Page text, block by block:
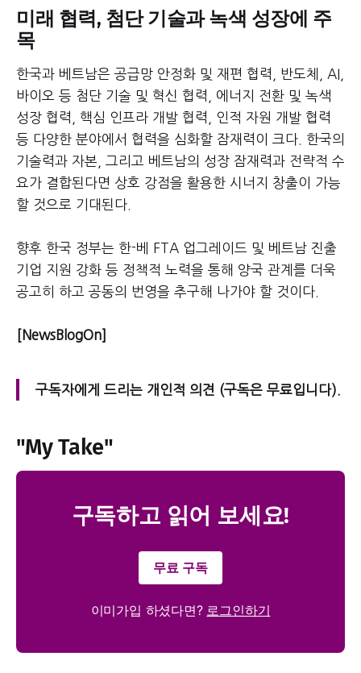
미래 협력, 첨단 기술과 녹색 성장에 주
목
한국과 베트남은 공급망 안정화 및 재편 협력, 반도체, AI,
바이오 등 첨단 기술 및 혁신 협력, 에너지 전환 및 녹색
성장 협력, 핵심 인프라 개발 협력, 인적 자원 개발 협력
등 다양한 분야에서 협력을 심화할 잠재력이 크다. 한국의
기술력과 자본, 그리고 베트남의 성장 잠재력과 전략적 수
요가 결합된다면 상호 강점을 활용한 시너지 창출이 가능
할 것으로 기대된다.
향후 한국 정부는 한-베 FTA 업그레이드 및 베트남 진출
기업 지원 강화 등 정책적 노력을 통해 양국 관계를 더욱
공고히 하고 공동의 번영을 추구해 나가야 할 것이다.
[NewsBlogOn]
구독자에게 드리는 개인적 의견 (구독은 무료입니다).
"My Take"
구독하고 읽어 보세요!
무료 구독
이미가입 하셨다면? 로그인하기